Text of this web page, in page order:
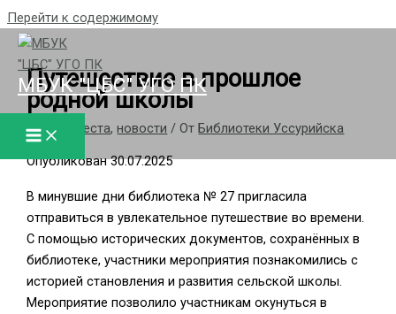
Перейти к содержимому
МБУК "ЦБС" УГО ПК
Путешествие в прошлое
родной школы
/Гений места,новости / ОтБиблиотеки Уссурийска
Опубликован 30.07.2025
В минувшие дни библиотека № 27 пригласила
отправиться в увлекательное путешествие во времени.
С помощью исторических документов, сохранённых в
библиотеке, участники мероприятия познакомились с
историей становления и развития сельской школы.
Мероприятие позволило участникам окунуться в